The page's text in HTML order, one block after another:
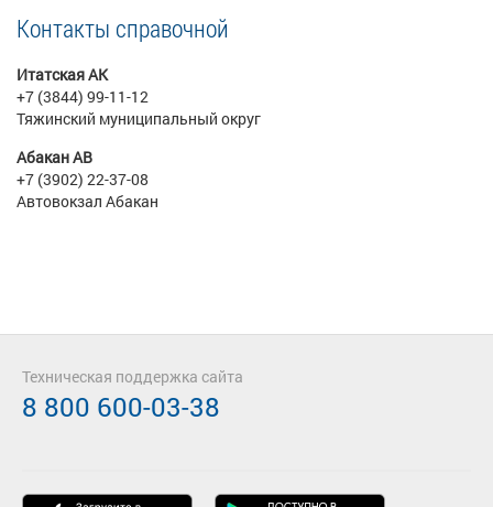
Контакты справочной
Итатская АК
+7 (3844) 99-11-12
Тяжинский муниципальный округ
Абакан АВ
+7 (3902) 22-37-08
Автовокзал Абакан
Техническая поддержка сайта
8 800 600-03-38